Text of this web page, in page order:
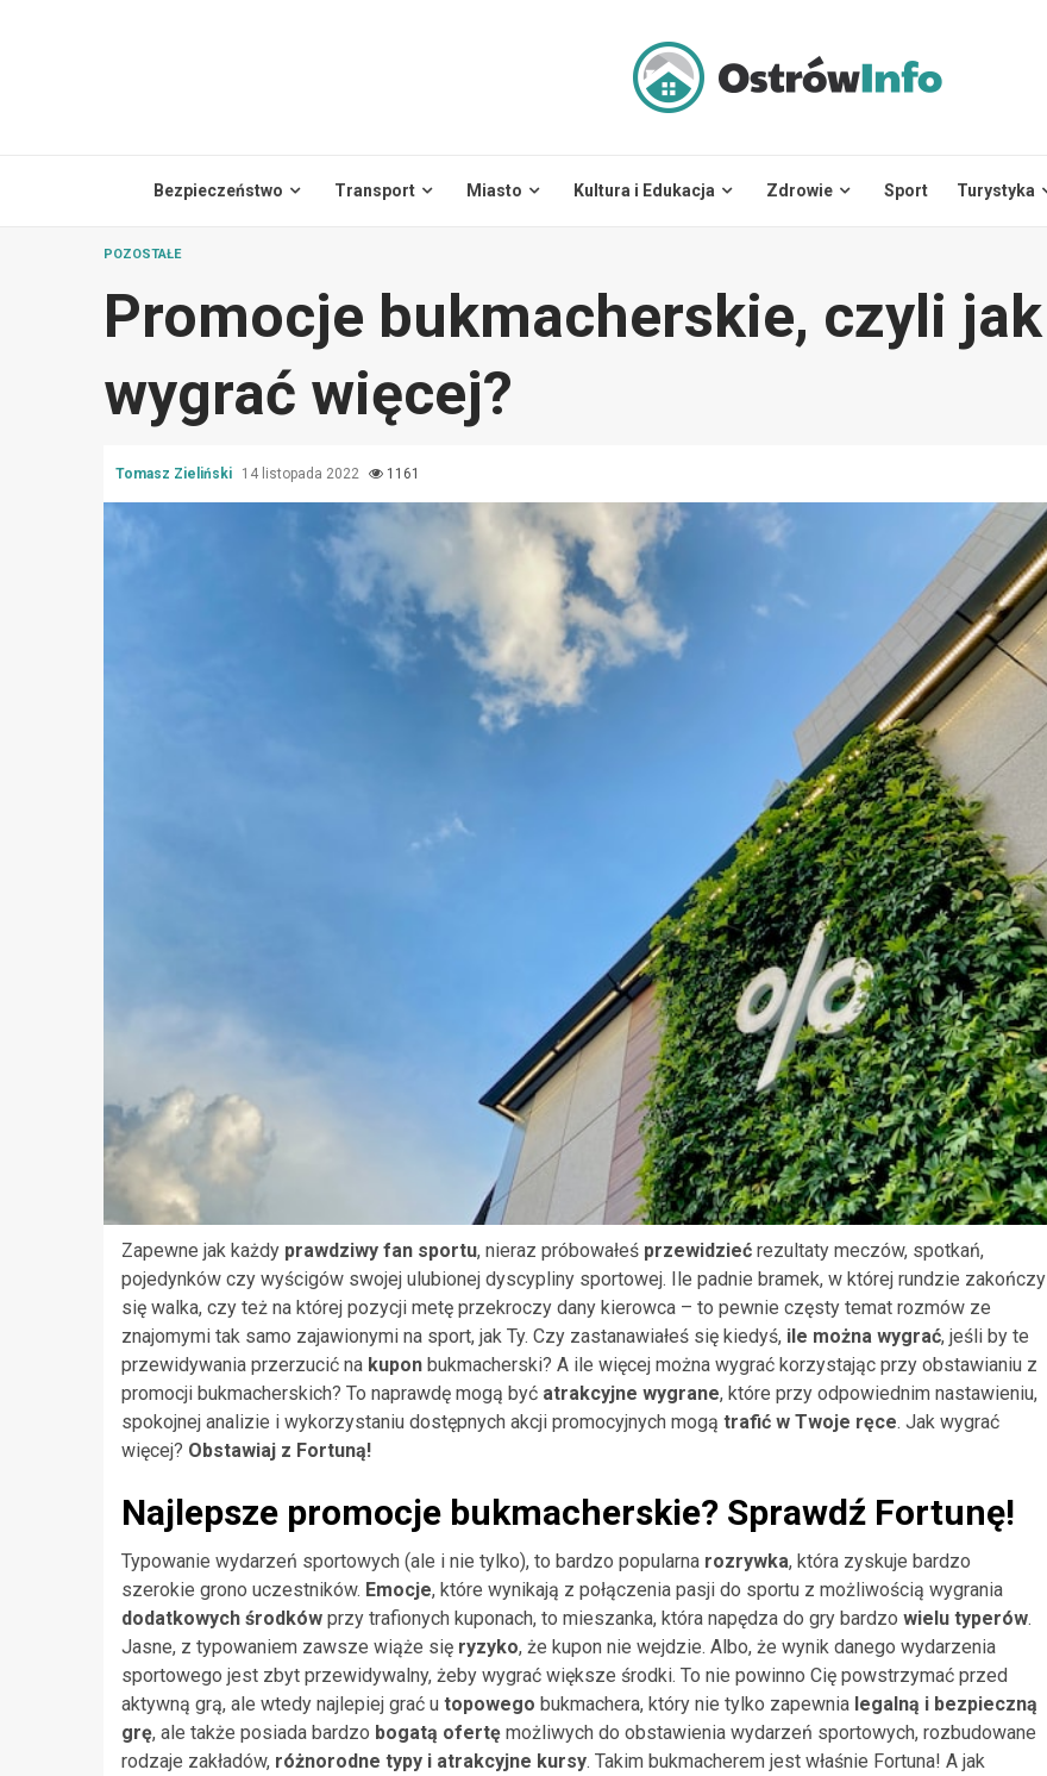
Bezpieczeństwo Transport Miasto Kultura i Edukacja Zdrowie Sport Turystyka
POZOSTAŁE
Promocje bukmacherskie, czyli jak
wygrać więcej?
Tomasz Zieliński 14 listopada 2022 1161
Zapewne jak każdy prawdziwy fan sportu, nieraz próbowałeś przewidzieć rezultaty meczów, spotkań,
pojedynków czy wyścigów swojej ulubionej dyscypliny sportowej. Ile padnie bramek, w której rundzie zakończy
się walka, czy też na której pozycji metę przekroczy dany kierowca – to pewnie częsty temat rozmów ze
znajomymi tak samo zajawionymi na sport, jak Ty. Czy zastanawiałeś się kiedyś, ile można wygrać, jeśli by te
przewidywania przerzucić na kupon bukmacherski? A ile więcej można wygrać korzystając przy obstawianiu z
promocji bukmacherskich? To naprawdę mogą być atrakcyjne wygrane, które przy odpowiednim nastawieniu,
spokojnej analizie i wykorzystaniu dostępnych akcji promocyjnych mogą trafić w Twoje ręce. Jak wygrać
więcej? Obstawiaj z Fortuną!
Najlepsze promocje bukmacherskie? Sprawdź Fortunę!
Typowanie wydarzeń sportowych (ale i nie tylko), to bardzo popularna rozrywka, która zyskuje bardzo
szerokie grono uczestników. Emocje, które wynikają z połączenia pasji do sportu z możliwością wygrania
dodatkowych środków przy trafionych kuponach, to mieszanka, która napędza do gry bardzo wielu typerów.
Jasne, z typowaniem zawsze wiąże się ryzyko, że kupon nie wejdzie. Albo, że wynik danego wydarzenia
sportowego jest zbyt przewidywalny, żeby wygrać większe środki. To nie powinno Cię powstrzymać przed
aktywną grą, ale wtedy najlepiej grać u topowego bukmachera, który nie tylko zapewnia legalną i bezpieczną
grę, ale także posiada bardzo bogatą ofertę możliwych do obstawienia wydarzeń sportowych, rozbudowane
rodzaje zakładów, różnorodne typy i atrakcyjne kursy. Takim bukmacherem jest właśnie Fortuna! A jak